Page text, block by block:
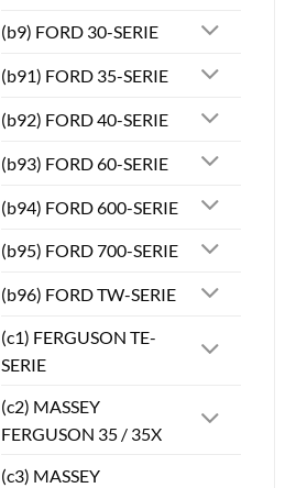
(b9) FORD 30-SERIE
(b91) FORD 35-SERIE
(b92) FORD 40-SERIE
(b93) FORD 60-SERIE
(b94) FORD 600-SERIE
(b95) FORD 700-SERIE
(b96) FORD TW-SERIE
(c1) FERGUSON TE-
SERIE
(c2) MASSEY
FERGUSON 35 / 35X
(c3) MASSEY